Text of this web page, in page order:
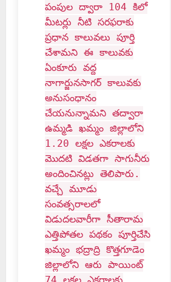
పంపుల ద్వారా 104 కిలో
మీటర్లు నీటి సరఫరాకు
ప్రధాన కాలువలు పూర్తి
చేశామని ఈ కాలువకు
ఏంకూరు వద్ద
నాగార్జునసాగర్ కాలువకు
అనుసంధానం
చేయనున్నామని తద్వారా
ఉమ్మడి ఖమ్మం జిల్లాలోని
1.20 లక్షల ఎకరాలకు
మొదటి విడతగా సాగునీరు
అందించినట్లు తెలిపారు.
వచ్చే మూడు
సంవత్సరాలలో
విడుదలవారీగా సీతారామ
ఎత్తిపోతల పథకం పూర్తిచేసి
ఖమ్మం భద్రాద్రి కొత్తగూడెం
జిల్లాలోని ఆరు పాయింట్